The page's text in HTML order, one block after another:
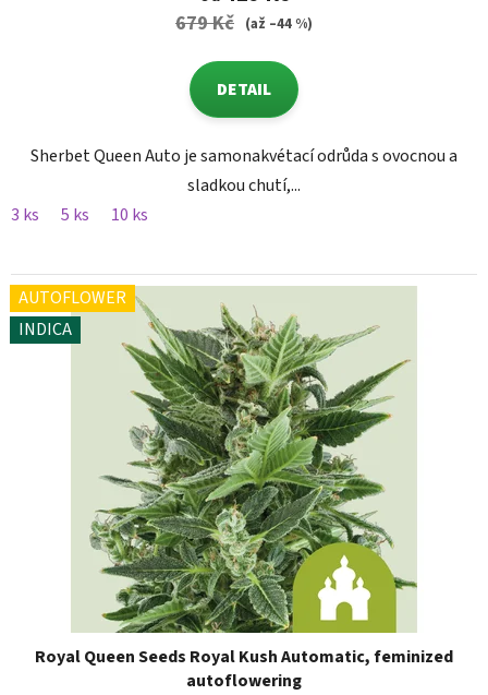
679 Kč (až –44 %)
DETAIL
Sherbet Queen Auto je samonakvétací odrůda s ovocnou a
sladkou chutí,...
3 ks
5 ks 10 ks
AUTOFLOWER
INDICA
Royal Queen Seeds Royal Kush Automatic, feminized
autoflowering